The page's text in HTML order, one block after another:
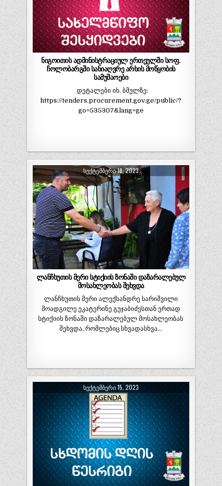
ნიგოითის ადმინისტრაციულ ერთეულში სოფ.
ჩოლობარგში სანიაღვრე არხის მოწყობის
სამუშაოები
დეტალები იხ. ბმულზე:
https://tenders.procurement.gov.ge/public/?
go=535307&lang=ge
ᲡᲔᲥᲢᲔᲛᲑᲔᲠᲘ 18, 2023
ლანჩხუთის მერი სტიქიის ზონაში დაზარალებულ
მოსახლეობას შეხვდა
ლანჩხუთის მერი ალექსანდრე სარიშვილი
მოადგილე ეკატერინე გუჯაბიძესთან ერთად
სტიქიის ზონაში დაზარალებულ მოსახლეობას
შეხვდა, რომლებიც სხვადასხვა…
ᲡᲔᲥᲢᲔᲛᲑᲔᲠᲘ 15, 2023